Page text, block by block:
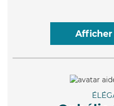
Afficher